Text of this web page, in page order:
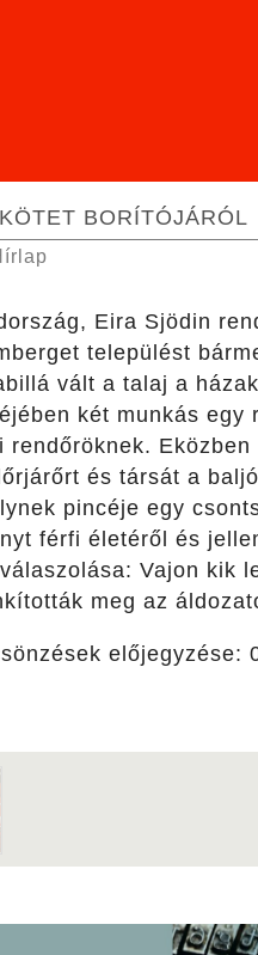
BORÍTÓJÁRÓL
Eira Sjödin
települést
vált a talaj a
két munkás
rendőröknek.
és társát a
pincéje egy
férfi életéről és
Vajon kik
meg az
előjegyzése: